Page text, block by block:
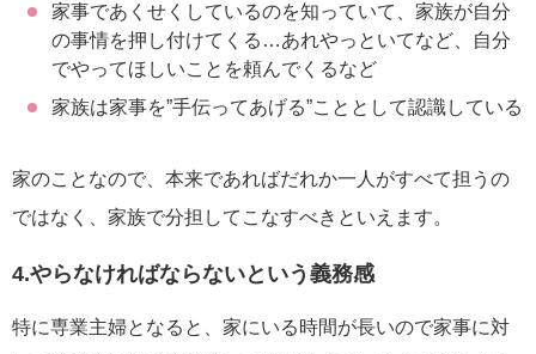
家事であくせくしているのを知っていて、家族が自分
の事情を押し付けてくる…あれやっといてなど、自分
でやってほしいことを頼んでくるなど
家族は家事を”手伝ってあげる”こととして認識している
家のことなので、本来であればだれか一人がすべて担うの
ではなく、家族で分担してこなすべきといえます。
4.やらなければならないという義務感
特に専業主婦となると、家にいる時間が長いので家事に対